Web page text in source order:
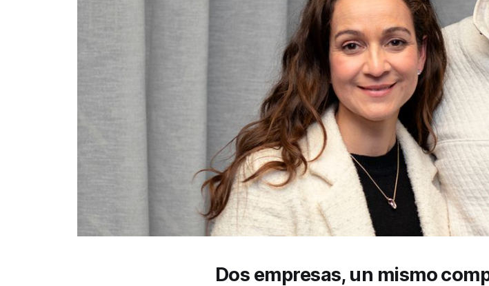
Dos empresas, un mismo